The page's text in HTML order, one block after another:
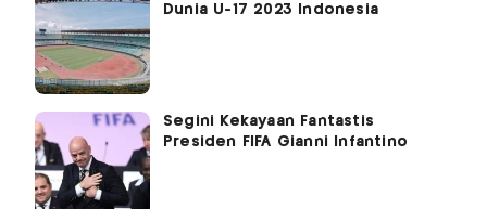
Dunia U-17 2023 Indonesia
Segini Kekayaan Fantastis
Presiden FIFA Gianni Infantino